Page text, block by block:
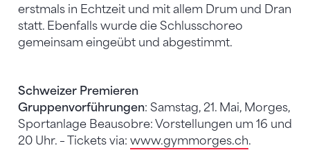
erstmals in Echtzeit und mit allem Drum und Dran
statt. Ebenfalls wurde die Schlusschoreo
gemeinsam eingeübt und abgestimmt.
Schweizer Premieren
Gruppenvorführungen: Samstag, 21. Mai, Morges,
Sportanlage Beausobre: Vorstellungen um 16 und
20 Uhr. – Tickets via: www.gymmorges.ch.